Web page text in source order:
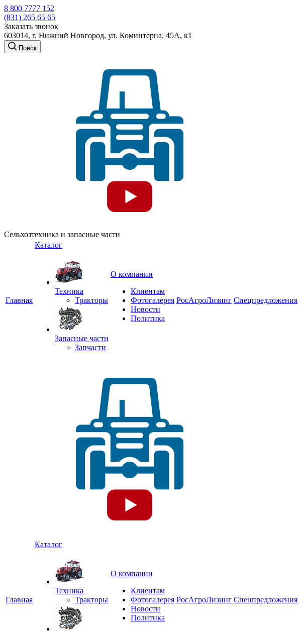
8 800 7777 152
(831) 265 65 65
Заказать звонок
603014, г. Нижний Новгород, ул. Коминтерна, 45А, к1
Поиск
Сельхозтехника и запасные части
Главная
Каталог
Техника
Тракторы
Запасные части
Запчасти
О компании
Клиентам
Фотогалерея
Новости
Политика
РосАгроЛизинг Спецпредложения
Главная
Каталог
Техника
Тракторы
О компании
Клиентам
Фотогалерея
Новости
Политика
РосАгроЛизинг Спецпредложения